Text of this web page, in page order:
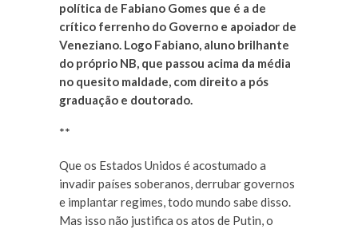
política de Fabiano Gomes que é a de
crítico ferrenho do Governo e apoiador de
Veneziano. Logo Fabiano, aluno brilhante
do próprio NB, que passou acima da média
no quesito maldade, com direito a pós
graduação e doutorado.
**
Que os Estados Unidos é acostumado a
invadir países soberanos, derrubar governos
e implantar regimes, todo mundo sabe disso.
Mas isso não justifica os atos de Putin, o